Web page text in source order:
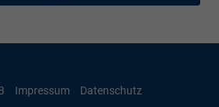
Impressum
Datenschutz